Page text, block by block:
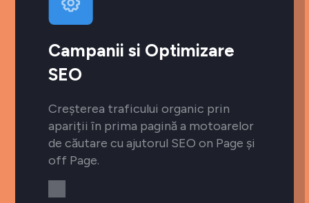
Campanii si Optimizare
SEO
Creșterea traficului organic prin
apariții în prima pagină a motoarelor
de căutare cu ajutorul SEO on Page și
off Page.